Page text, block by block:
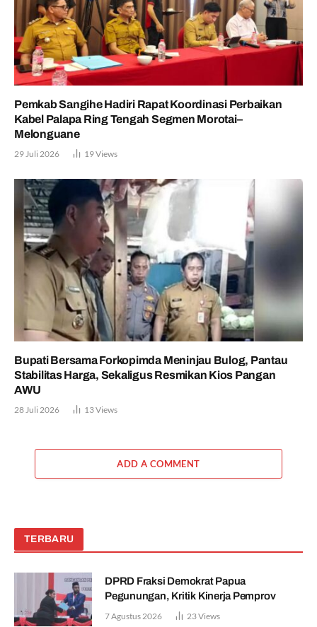
Pemkab Sangihe Hadiri Rapat Koordinasi Perbaikan
Kabel Palapa Ring Tengah Segmen Morotai–
Melonguane
29 Juli 2026 19Views
Bupati Bersama Forkopimda Meninjau Bulog, Pantau
Stabilitas Harga, Sekaligus Resmikan Kios Pangan
AWU
28 Juli 2026 13Views
ADD A COMMENT
TERBARU
DPRD Fraksi Demokrat Papua
Pegunungan, Kritik Kinerja Pemprov
7 Agustus 2026 23Views